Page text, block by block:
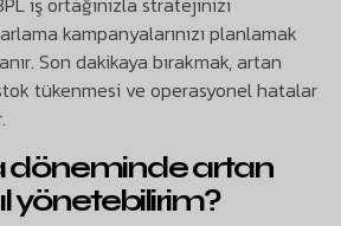
kampanyalarınızı planlamak
Son dakikaya bırakmak, artan
tükenmesi ve operasyonel hatalar
döneminde artan
yönetebilirim?